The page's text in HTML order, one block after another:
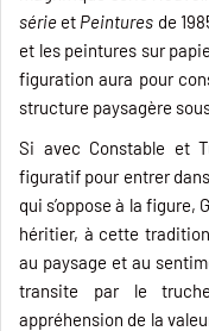
série et Peintures de
et les peintures sur
figuration aura pour
structure paysagère
Si avec Constable et
figuratif pour entrer
qui s’oppose à la figure,
héritier, à cette
au paysage et au
transite par le
appréhension de la